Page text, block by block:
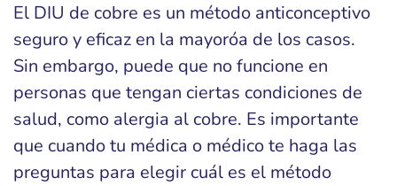
El DIU de cobre es un método anticonceptivo
seguro y eficaz en la mayoróa de los casos.
Sin embargo, puede que no funcione en
personas que tengan ciertas condiciones de
salud, como alergia al cobre. Es importante
que cuando tu médica o médico te haga las
preguntas para elegir cuál es el método